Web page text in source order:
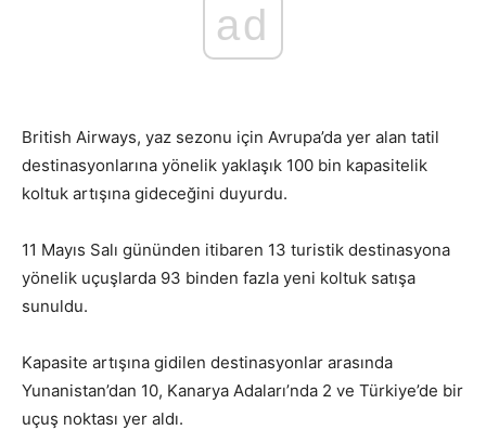
ad
British Airways, yaz sezonu için Avrupa’da yer alan tatil
destinasyonlarına yönelik yaklaşık 100 bin kapasitelik
koltuk artışına gideceğini duyurdu.
11 Mayıs Salı gününden itibaren 13 turistik destinasyona
yönelik uçuşlarda 93 binden fazla yeni koltuk satışa
sunuldu.
Kapasite artışına gidilen destinasyonlar arasında
Yunanistan’dan 10, Kanarya Adaları’nda 2 ve Türkiye’de bir
uçuş noktası yer aldı.